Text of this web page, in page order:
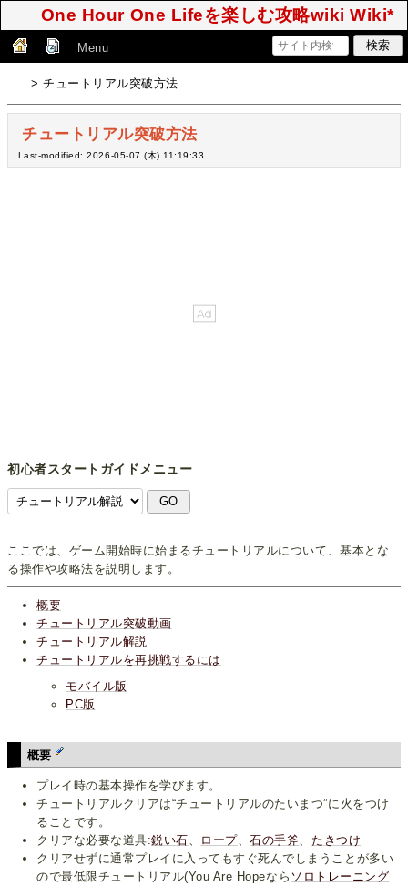
One Hour One Lifeを楽しむ攻略wiki Wiki*
Menu
> チュートリアル突破方法
チュートリアル突破方法
Last-modified: 2026-05-07 (木) 11:19:33
初心者スタートガイドメニュー
ここでは、ゲーム開始時に始まるチュートリアルについて、基本とな
る操作や攻略法を説明します。
概要
チュートリアル突破動画
チュートリアル解説
チュートリアルを再挑戦するには
モバイル版
PC版
概要
プレイ時の基本操作を学びます。
チュートリアルクリアは“チュートリアルのたいまつ”に火をつけ
ることです。
クリアな必要な道具:鋭い石 ロープ、石の手斧
たきつけ
クリアせずに通常プレイに入ってもすぐ死んでしまうことが多い
ので最低限チュートリアル(You Are Hopeなら ソロトレーニング